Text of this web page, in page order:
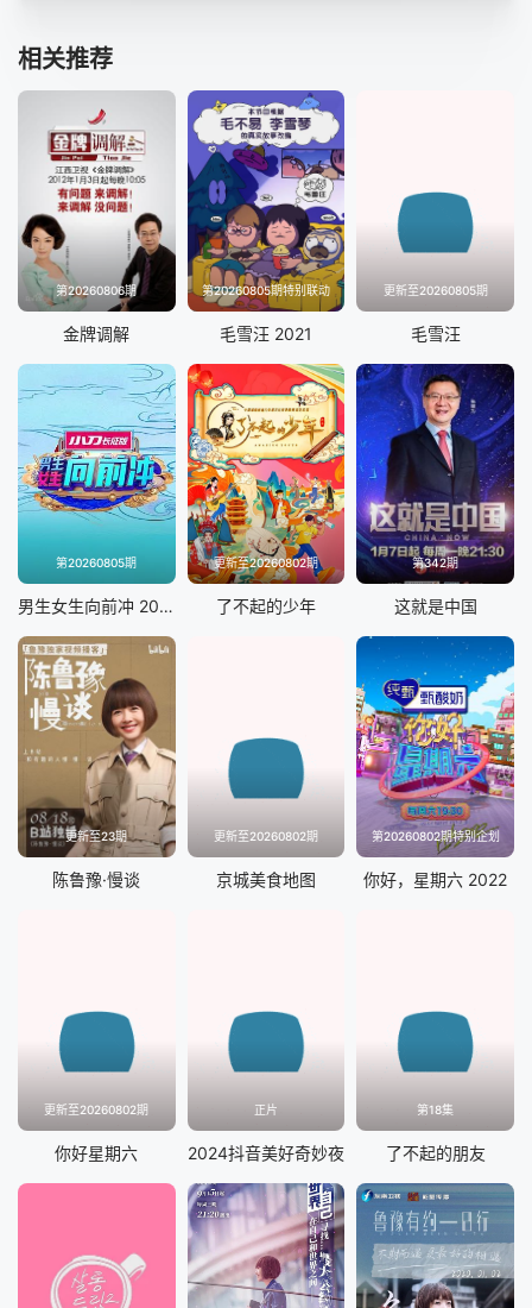
相关推荐
第20260806期
金牌调解
第20260805期特别联动
毛雪汪 2021
更新至20260805期
毛雪汪
第20260805期
男生女生向前冲 2025
更新至20260802期
了不起的少年
第342期
这就是中国
更新至23期
陈鲁豫·慢谈
更新至20260802期
京城美食地图
第20260802期特别企划
你好，星期六 2022
更新至20260802期
你好星期六
正片
2024抖音美好奇妙夜
第18集
了不起的朋友